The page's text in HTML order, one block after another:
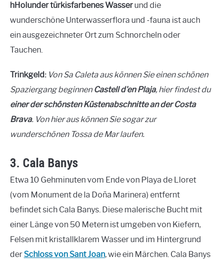
hHolunder türkisfarbenes Wasserund die
wunderschöne Unterwasserflora und -fauna ist auch
ein ausgezeichneter Ort zum Schnorcheln oder
Tauchen.
Trinkgeld: Von Sa Caleta aus können Sie einen schönen
Spaziergang beginnen Castell d'en Plaja, hier findest du
einer der schönsten Küstenabschnitte an der Costa
Brava. Von hier aus können Sie sogar zur
wunderschönen Tossa de Mar laufen.
3. Cala Banys
Etwa 10 Gehminuten vom Ende von Playa de Lloret
(vom Monument de la Doña Marinera) entfernt
befindet sich Cala Banys. Diese malerische Bucht mit
einer Länge von 50 Metern ist umgeben von Kiefern,
Felsen mit kristallklarem Wasser und im Hintergrund
der Schloss von Sant Joan, wie ein Märchen. Cala Banys